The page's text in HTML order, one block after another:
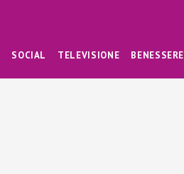
SOCIAL TELEVISIONE BENESSERE